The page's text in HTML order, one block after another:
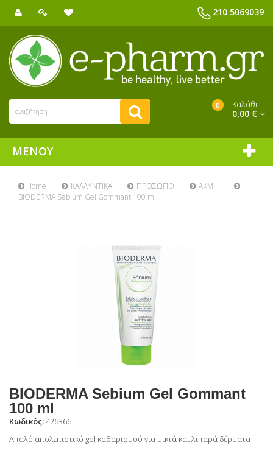
210 5069039
0 Καλάθι:
0,00 €
ΜΕΝΟΎ
Home ΚΑΛΛΥΝΤΙΚΑ ΠΡΟΣΩΠΟ
ΑΚΜΗ
BIODERMA Sebium Gel Gommant 100 ml
BIODERMA Sebium Gel Gommant
100 ml
Κωδικός:426366
Απαλό απολεπιστικό gel καθαρισμού για μικτά και λιπαρά δέρματα